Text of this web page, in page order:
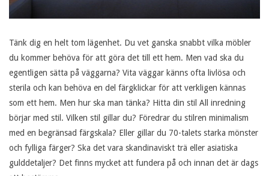
Tänk dig en helt tom lägenhet. Du vet ganska snabbt vilka möbler
du kommer behöva för att göra det till ett hem. Men vad ska du
egentligen sätta på väggarna? Vita väggar känns ofta livlösa och
sterila och kan behöva en del färgklickar för att verkligen kännas
som ett hem. Men hur ska man tänka? Hitta din stil All inredning
börjar med stil. Vilken stil gillar du? Föredrar du stilren minimalism
med en begränsad färgskala? Eller gillar du 70-talets starka mönster
och fylliga färger? Ska det vara skandinaviskt trä eller asiatiska
gulddetaljer? Det finns mycket att fundera på och innan det är dags